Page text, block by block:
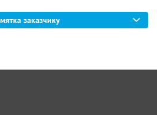
заказчику